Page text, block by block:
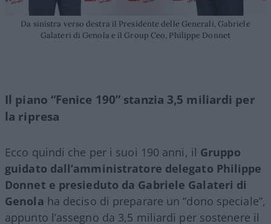
Da sinistra verso destra il Presidente delle Generali, Gabriele
Galateri di Genola e il Group Ceo, Philippe Donnet
Il piano “Fenice 190” stanzia 3,5 miliardi per
la ripresa
Ecco quindi che per i suoi 190 anni, il Gruppo
guidato dall’amministratore delegato Philippe
Donnet e presieduto da Gabriele Galateri di
Genola ha deciso di preparare un “dono speciale”,
appunto l’assegno da 3,5 miliardi per sostenere il